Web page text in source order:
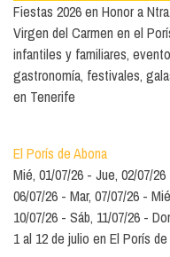
Fiestas 2026 en Honor a
Virgen del Carmen en el
infantiles y familiares,
gastronomía, festivales,
en Tenerife
El Porís de Abona
Mié, 01/07/26
Jue, 02/07/26
06/07/26
Mar, 07/07/26
10/07/26
Sáb, 11/07/26
1 al 12 de julio en El Porís